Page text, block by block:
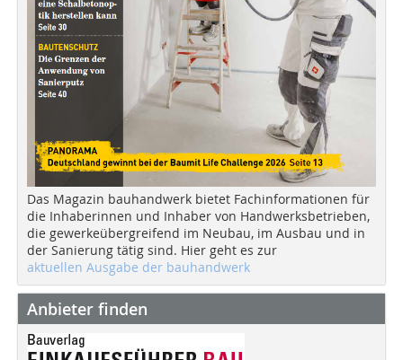
Das Magazin bauhandwerk bietet Fachinformationen für
die Inhaberinnen und Inhaber von Handwerksbetrieben,
die gewerkeübergreifend im Neubau, im Ausbau und in
der Sanierung tätig sind. Hier geht es zur
aktuellen Ausgabe der bauhandwerk
Anbieter finden